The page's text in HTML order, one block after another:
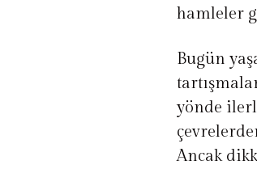
hamleler
Bugün
yönde
Ancak